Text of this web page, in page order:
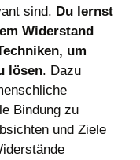
sind. Du lernst
Widerstand
um
lösen. Dazu
Bindung zu
und Ziele